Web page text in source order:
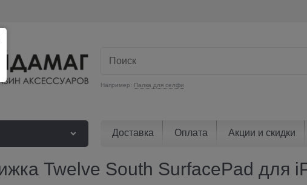
Например: Палка для селфи
Доставка Оплата Акции и скидки
Twelve South SurfacePad для